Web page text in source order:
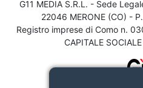
G11 MEDIA S.R.L. - Sede
22046 MERONE (CO) -
Registro imprese di Como n.
CAPITALE